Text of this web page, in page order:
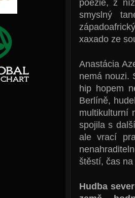
poezie, z
smyslný
xaxado ze
Anastácia
nemá nouzi.
hip hopem
Berlíně,
multikulturní
spojila s
ale vrací
štěstí, čas
Hudba